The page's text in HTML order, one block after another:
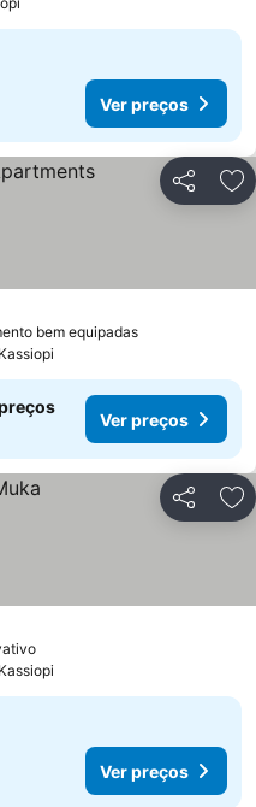
Ver preços
Partilhar
bem equipadas
Ver preços
Partilhar
Ver preços